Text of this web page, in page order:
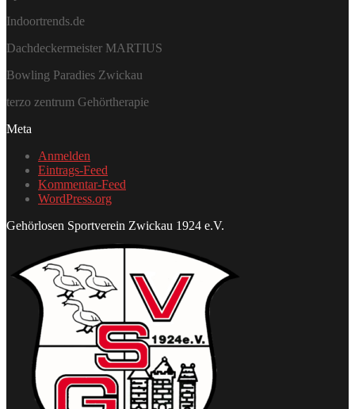
Indoortrends.de
Dachdeckermeister MARTIUS
Bowling Paradies Zwickau
terzo zentrum Gehörtherapie
Meta
Anmelden
Eintrags-Feed
Kommentar-Feed
WordPress.org
Gehörlosen Sportverein Zwickau 1924 e.V.